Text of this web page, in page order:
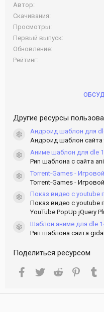
Автор
Скачивания
Просмотры
Первый выпуск
Обновление
Рейтинг
Другие ресурсы
Иконка ресурса
Андроид шаблон для
Андроид шаблон сайта
Иконка ресурса
Аниме шаблон для dle
Рип шаблона с сайта
Иконка ресурса
Torrent-Games -
Torrent-Games -
Иконка ресурса
Показ видео с youtube
Показ видео с youtube
YouTube PopUp jQuery
Иконка ресурса
Шаблон аниме для dle
Рип шаблона сайта
Поделиться ресурсом
Facebook
TwitterReddit